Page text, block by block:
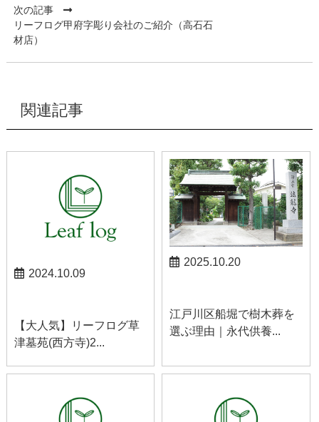
次の記事
リーフログ甲府字彫り会社のご紹介（高石石
材店）
関連記事
2024.10.09
【大人気】リーフログ草
津墓苑(西方寺)2...
2025.10.20
江戸川区船堀で樹木葬を
選ぶ理由｜永代供養...